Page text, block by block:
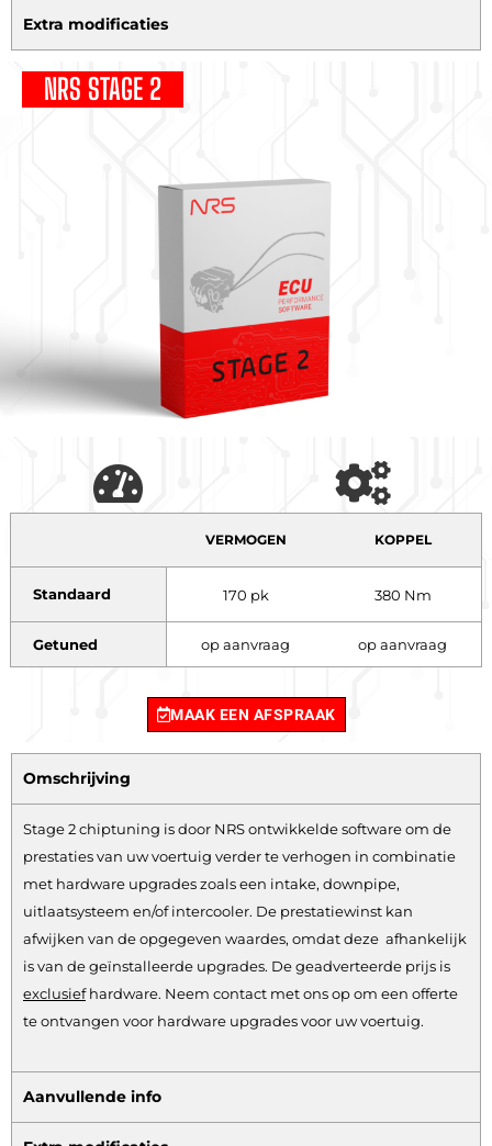
Extra modificaties
NRS STAGE 2
VERMOGEN KOPPEL
Standaard 170 pk 380 Nm
Getuned op aanvraag op aanvraag
MAAK EEN AFSPRAAK
Omschrijving
Stage 2 chiptuning is door NRS ontwikkelde software om de
prestaties van uw voertuig verder te verhogen in combinatie
met hardware upgrades zoals een intake, downpipe,
uitlaatsysteem en/of intercooler. De prestatiewinst kan
afwijken van de opgegeven waardes, omdat deze afhankelijk
is van de geïnstalleerde upgrades. De geadverteerde prijs is
exclusiefhardware. Neem contact met ons op om een offerte
te ontvangen voor hardware upgrades voor uw voertuig.
Aanvullende info